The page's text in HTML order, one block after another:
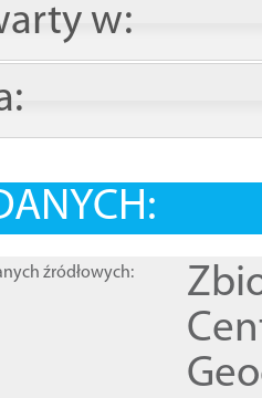
w:
źródłowych: